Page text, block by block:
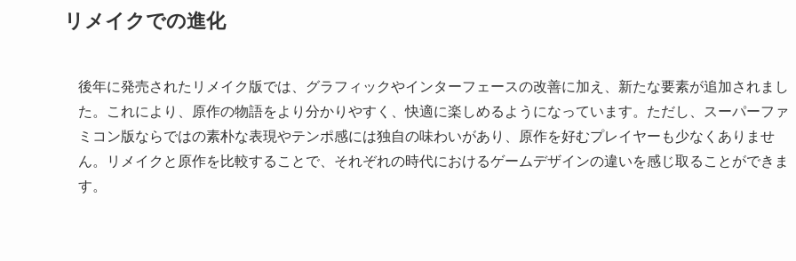
リメイクでの進化
後年に発売されたリメイク版では、グラフィックやインターフェースの改善に加え、新たな要素が追加されまし
た。これにより、原作の物語をより分かりやすく、快適に楽しめるようになっています。ただし、スーパーファ
ミコン版ならではの素朴な表現やテンポ感には独自の味わいがあり、原作を好むプレイヤーも少なくありませ
ん。リメイクと原作を比較することで、それぞれの時代におけるゲームデザインの違いを感じ取ることができま
す。